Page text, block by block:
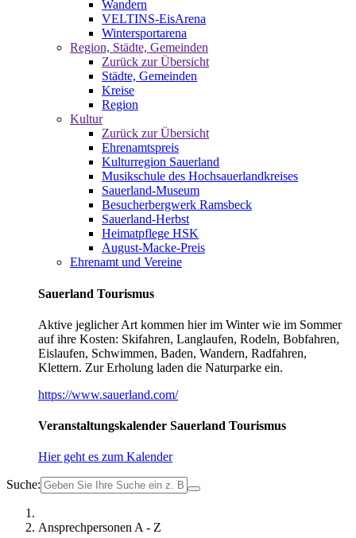
Wandern
VELTINS-EisArena
Wintersportarena
Region, Städte, Gemeinden
Zurück zur Übersicht
Städte, Gemeinden
Kreise
Region
Kultur
Zurück zur Übersicht
Ehrenamtspreis
Kulturregion Sauerland
Musikschule des Hochsauerlandkreises
Sauerland-Museum
Besucherbergwerk Ramsbeck
Sauerland-Herbst
Heimatpflege HSK
August-Macke-Preis
Ehrenamt und Vereine
Sauerland Tourismus
Aktive jeglicher Art kommen hier im Winter wie im Sommer
auf ihre Kosten: Skifahren, Langlaufen, Rodeln, Bobfahren,
Eislaufen, Schwimmen, Baden, Wandern, Radfahren,
Klettern. Zur Erholung laden die Naturparke ein.
https://www.sauerland.com/
Veranstaltungskalender Sauerland Tourismus
Hier geht es zum Kalender
Suche:
Ansprechpersonen A - Z